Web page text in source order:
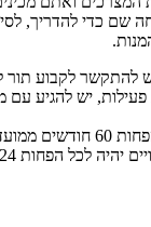
שם כדי להדריך,
.
תוקף שובר כספי הינו לכל